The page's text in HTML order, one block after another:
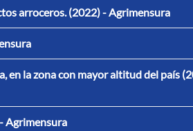
arroceros. (2022) - Agrimensura
en la zona con mayor altitud del país
Agrimensura